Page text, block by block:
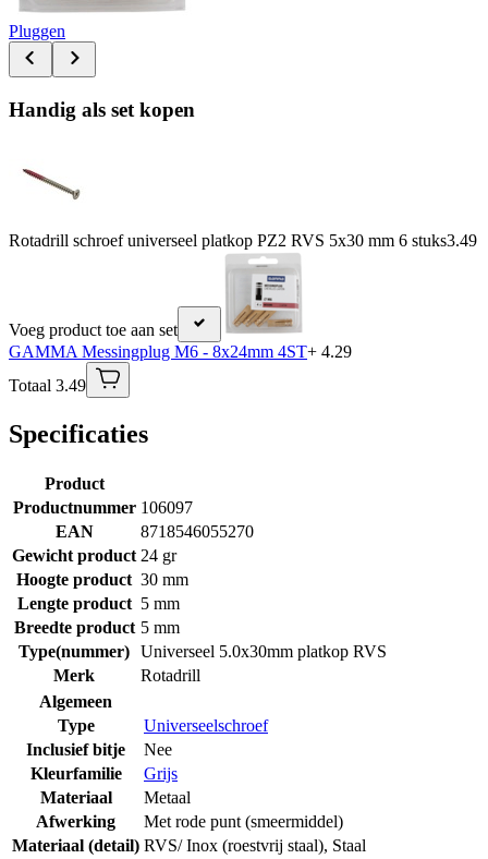
Pluggen
Handig als set kopen
Rotadrill schroef universeel platkop PZ2 RVS 5x30 mm 6 stuks3.49
Voeg product toe aan set
GAMMA Messingplug M6 - 8x24mm 4ST+ 4.29
Totaal 3.49
Specificaties
Product
Productnummer 106097
EAN
8718546055270
Gewicht product 24 gr
Hoogte product 30 mm
Lengte product 5 mm
Breedte product 5 mm
Type(nummer) Universeel 5.0x30mm platkop RVS
Merk
Rotadrill
Algemeen
Type
Universeelschroef
Inclusief bitje
Nee
Kleurfamilie
Grijs
Materiaal
Metaal
Afwerking
Met rode punt (smeermiddel)
Materiaal (detail) RVS/ Inox (roestvrij staal), Staal